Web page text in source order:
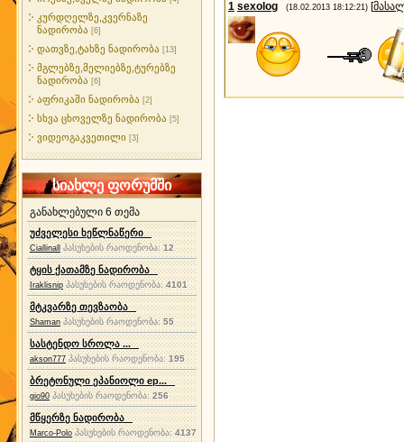
კურდღელზე,კვერნაზე
ნადირობა [6]
დათვზე,ტახზე ნადირობა [13]
მგლებზე,მელიებზე,ტურებზე
ნადირობა [6]
აფრიკაში ნადირობა [2]
სხვა ცხოველზე ნადირობა [5]
ვიდეოგაკვეთილი [3]
სიახლე ფორუმში
განახლებული 6 თემა
უძველესი ხეწლნაწერი
Ciallinall პასუხების რაოდენობა:12
ტყის ქათამზე ნადირობა
Iraklisnip პასუხების რაოდენობა: 4101
მტკვარზე თევზაობა
Shaman პასუხების რაოდენობა:55
სასტენდო სროლა ...
akson777 პასუხების რაოდენობა:195
ბრეტონული ეპანიოლი ep...
gio90 პასუხების რაოდენობა:256
მწყერზე ნადირობა
Marco-Polo პასუხების რაოდენობა:4137
1 sexolog (18.02.2013 18:12:21) [